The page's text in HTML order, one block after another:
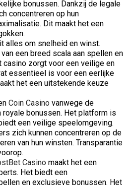
bonussen. Dankzij de legale
concentreren op hun
Dit maakt het een
alles om snelheid en winst.
een breed scala aan spellen en
casino zorgt voor een veilige en
essentieel is voor een eerlijke
het een uitstekende keuze
Coin Casino vanwege de
bonussen. Het platform is
een veilige speelomgeving.
zich kunnen concentreren op de
van hun winsten. Transparantie
Casino maakt het een
Het biedt een
en exclusieve bonussen. Het